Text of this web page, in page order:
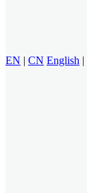
EN | CN English |